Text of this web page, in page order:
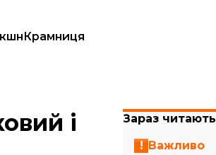
Крамниця
і
Зараз читають
Важливо